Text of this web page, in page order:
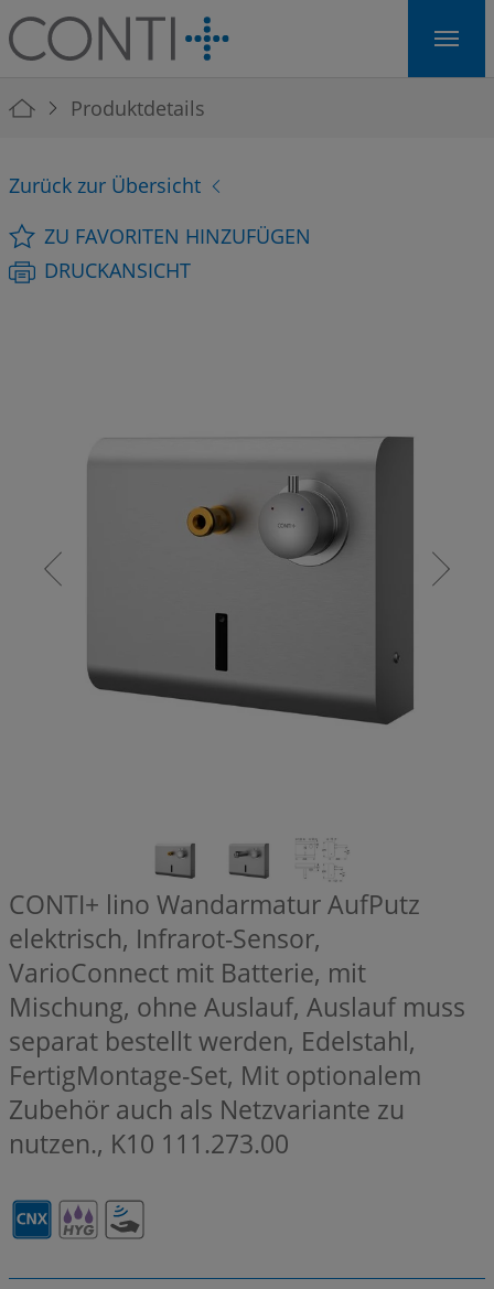
Skip to main navigation
Skip to main content
Skip to page footer
You are here:
Produktdetails
Zurück zur Übersicht
ZU FAVORITEN HINZUFÜGEN
DRUCKANSICHT
CONTI+ lino Wandarmatur AufPutz
elektrisch, Infrarot-Sensor,
VarioConnect mit Batterie, mit
Mischung, ohne Auslauf, Auslauf muss
separat bestellt werden, Edelstahl,
FertigMontage-Set, Mit optionalem
Zubehör auch als Netzvariante zu
nutzen., K10 111.273.00